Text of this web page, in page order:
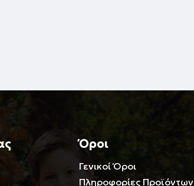
Όροι
Γενικοί Όροι
Πληροφορίες Προϊόντων